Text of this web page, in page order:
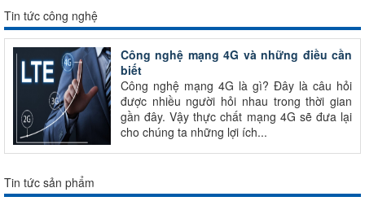
Tin tức công nghệ
Công nghệ mạng 4G và những điều cần
biết
Công nghệ mạng 4G là gì? Đây là câu hỏi
được nhiều người hỏi nhau trong thời gian
gần đây. Vậy thực chất mạng 4G sẽ đưa lại
cho chúng ta những lợi ích...
Tin tức sản phẩm